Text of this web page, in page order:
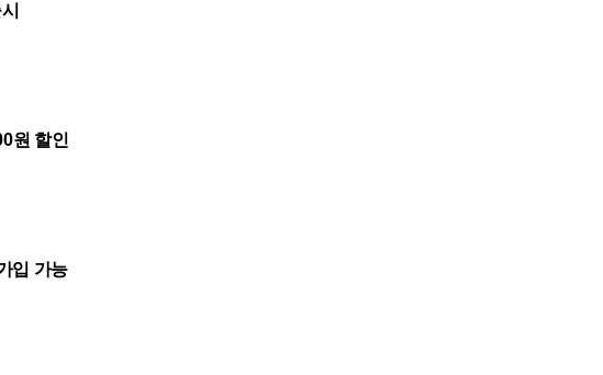
원 할인
입 가능